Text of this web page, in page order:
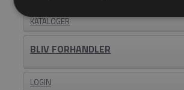
KATALOGER
BLIV FORHANDLER
LOGIN